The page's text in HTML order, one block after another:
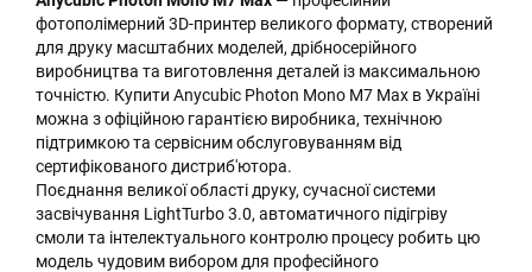
фотополімерний 3D-принтер великого формату, створений
для друку масштабних моделей, дрібносерійного
виробництва та виготовлення деталей із максимальною
точністю. Купити Anycubic Photon Mono M7 Max в Україні
можна з офіційною гарантією виробника, технічною
підтримкою та сервісним обслуговуванням від
сертифікованого дистриб'ютора.
Поєднання великої області друку, сучасної системи
засвічування LightTurbo 3.0, автоматичного підігріву
смоли та інтелектуального контролю процесу робить цю
модель чудовим вибором для професійного